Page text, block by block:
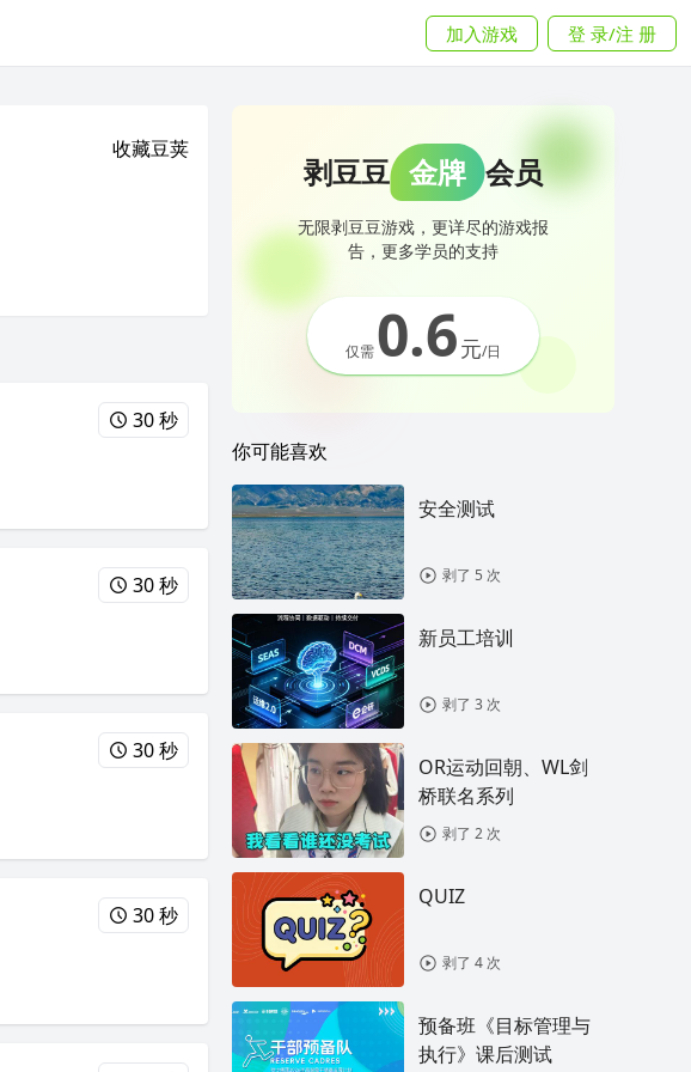
加入游戏 登 录/注 册
收藏豆荚
30 秒
30 秒
30 秒
30 秒
剥豆豆 金牌 会员
无限剥豆豆游戏，更详尽的游戏报
告，更多学员的支持
仅需0.6元/日
你可能喜欢
安全测试
剥了 5 次
新员工培训
剥了 3 次
OR运动回朝、WL剑
桥联名系列
剥了 2 次
QUIZ
剥了 4 次
预备班《目标管理与
执行》课后测试